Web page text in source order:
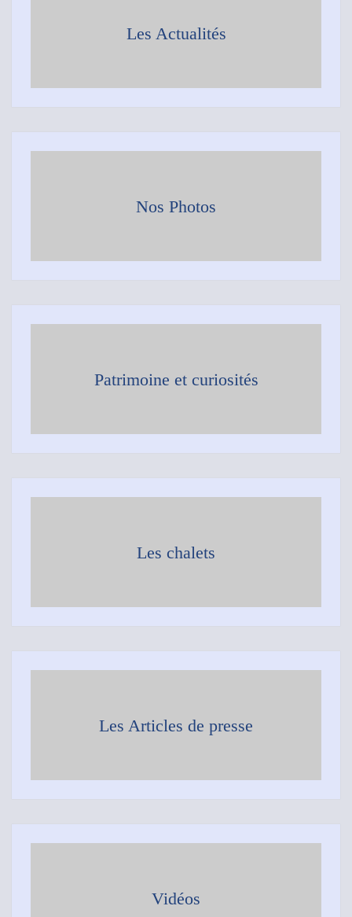
Les Actualités
Nos Photos
Patrimoine et curiosités
Les chalets
Les Articles de presse
Vidéos